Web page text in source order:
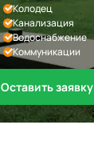
Колодец
Канализация
Водоснабжение
Коммуникации
Оставить заявку